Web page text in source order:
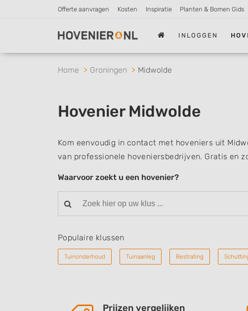
Offerte aanvragen Kosten Inspiratie Planten & Bomen Gids
INLOGGEN
Home Groningen Midwolde
Hovenier Midwolde
Kom eenvoudig in contact met hoveniers uit
van professionele hoveniersbedrijven. Gratis en
Waarvoor zoekt u een hovenier?
Populaire klussen
Tuinonderhoud Tuinaanleg Bestrating
Prijzen vergelijken